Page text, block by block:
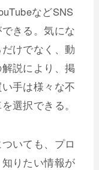
などSNS
きる。気にな
けでなく、動
説により、掲
手は様々な不
選択できる。
いても、プロ
りたい情報が